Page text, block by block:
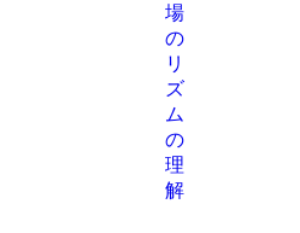
場
の
リ
ズ
ム
の
理
解